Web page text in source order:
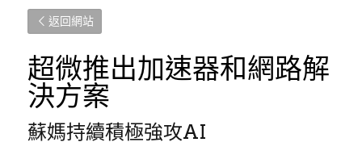
返回網站
超微推出加速器和網路解
決方案
蘇媽持續積極強攻AI